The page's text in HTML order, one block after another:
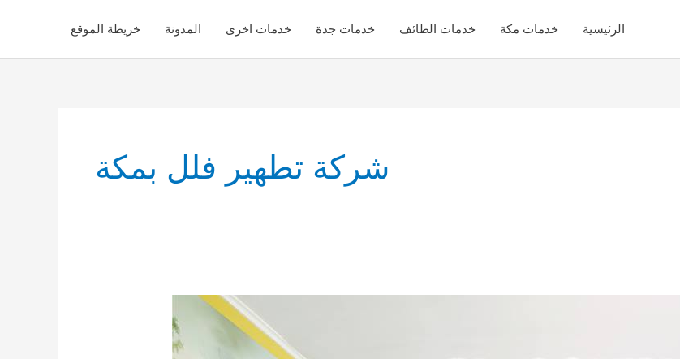
الرئيسية خدمات مكة خدمات الطائف خدمات جدة خدمات اخرى المدونة خريطة الموقع
شركة تطهير فلل بمكة